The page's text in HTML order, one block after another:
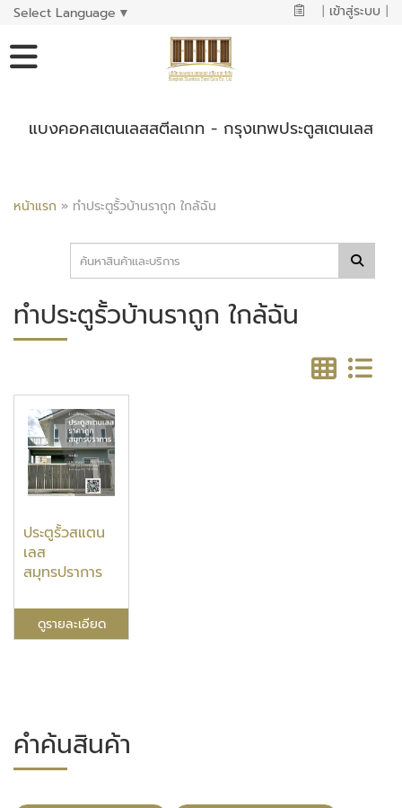
Select Language ▼ | เข้าสู่ระบบ |
แบงคอคสเตนเลสสตีลเกท - กรุงเทพประตูสเตนเลส
หน้าแรก » ทำประตูรั้วบ้านราถูก ใกล้ฉัน
ทำประตูรั้วบ้านราถูก ใกล้ฉัน
ประตูรั้วสแตน
เลส
สมุทรปราการ
ดูรายละเอียด
คำค้นสินค้า